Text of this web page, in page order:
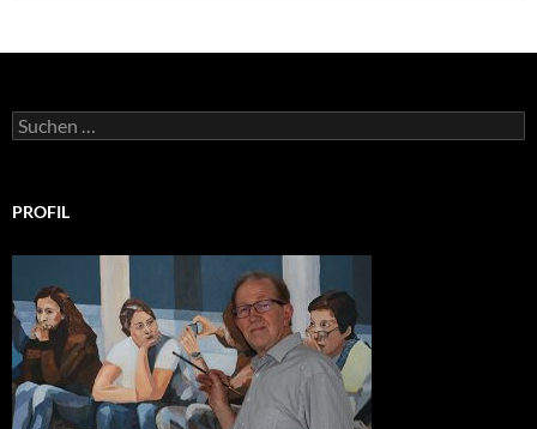
Suchen
nach:
PROFIL